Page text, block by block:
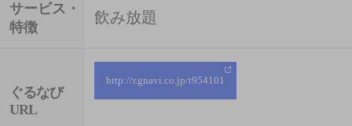
サービス・
特徴
飲み放題
ぐるなび
URL
http://r.gnavi.co.jp/t954101